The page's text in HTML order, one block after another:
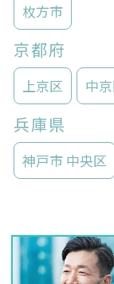
枚方市
京都府
上京区 中
兵庫県
神戸市 中央区